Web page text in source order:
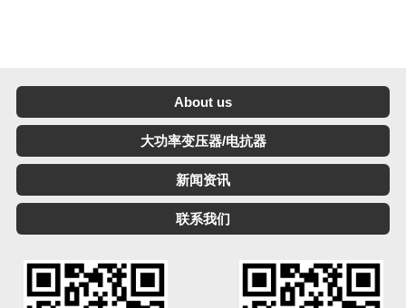
About us
大功率变压器/电抗器
新闻资讯
联系我们